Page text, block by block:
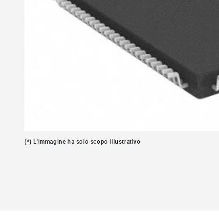
(*) L'immagine ha solo scopo illustrativo
in
modale